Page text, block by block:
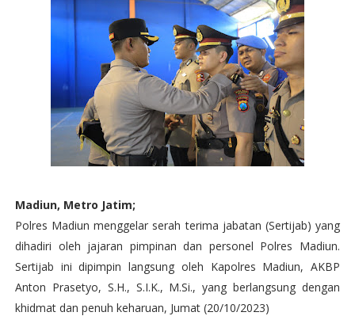
Madiun, Metro Jatim;
Polres Madiun menggelar serah terima jabatan (Sertijab) yang
dihadiri oleh jajaran pimpinan dan personel Polres Madiun.
Sertijab ini dipimpin langsung oleh Kapolres Madiun, AKBP
Anton Prasetyo, S.H., S.I.K., M.Si., yang berlangsung dengan
khidmat dan penuh keharuan, Jumat (20/10/2023)